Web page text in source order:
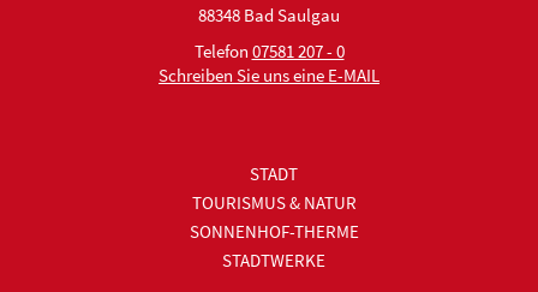
88348 Bad Saulgau
Telefon 07581 207 - 0
Schreiben Sie uns eine E-MAIL
STADT
TOURISMUS & NATUR
SONNENHOF-THERME
STADTWERKE